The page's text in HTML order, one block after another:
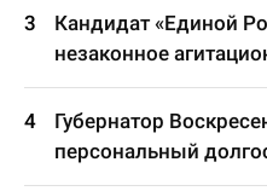
Кандидат «Единой
незаконное
Губернатор
персональный